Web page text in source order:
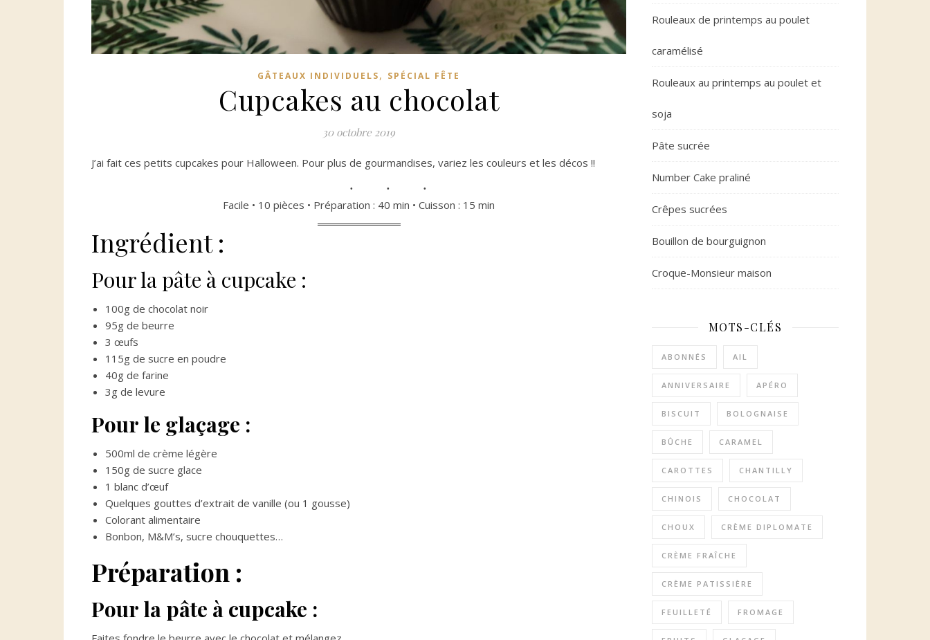
GÂTEAUX INDIVIDUELS, SPÉCIAL FÊTE
Cupcakes au chocolat
30 octobre 2019
J’ai fait ces petits cupcakes pour Halloween. Pour plus de gourmandises, variez les couleurs et les décos !!
Facile • 10 pièces • Préparation : 40 min • Cuisson : 15 min
Ingrédient :
Pour la pâte à cupcake :
100g de chocolat noir
95g de beurre
3 œufs
115g de sucre en poudre
40g de farine
3g de levure
Pour le glaçage :
500ml de crème légère
150g de sucre glace
1 blanc d’œuf
Quelques gouttes d’extrait de vanille (ou 1 gousse)
Colorant alimentaire
Bonbon, M&M’s, sucre chouquettes…
Préparation :
Pour la pâte à cupcake :
Rouleaux de printemps au poulet
caramélisé
Rouleaux au printemps au poulet et
soja
Pâte sucrée
Number Cake praliné
Crêpes sucrées
Bouillon de bourguignon
Croque-Monsieur maison
MOTS-CLÉS
ABONNÉS AIL
ANNIVERSAIRE APÉRO
BISCUIT BOLOGNAISE
BÛCHE CARAMEL
CAROTTES CHANTILLY
CHINOIS CHOCOLAT
CHOUX CRÈME DIPLOMATE
CRÈME FRAÎCHE
CRÈME PATISSIÈRE
FEUILLETÉ FROMAGE